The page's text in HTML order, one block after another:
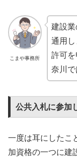
こまや事務所
建設
通用
許可
奈川で
公共入札に参加
一度は耳にしたこ
加資格の一つに建